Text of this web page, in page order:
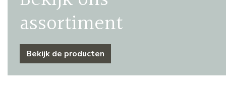
assortiment
Bekijk de producten